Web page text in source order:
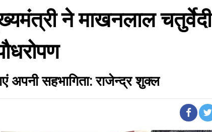
ने माखनलाल चतुर्वेदी
अपनी सहभागिता: राजेन्द्र शुक्ल